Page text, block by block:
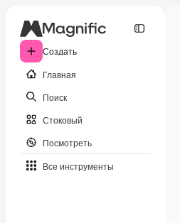
Создать
Главная
Поиск
Стоковый
Посмотреть
Все инструменты